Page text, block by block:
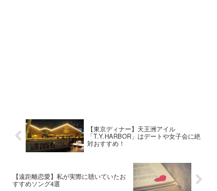
【東京ディナー】天王洲アイル
「T.Y.HARBOR」はデートや女子会に絶
対おすすめ！
【遠距離恋愛】私が実際に聴いていたお
すすめソング4選